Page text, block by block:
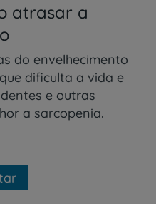
atrasar a
do envelhecimento
dificulta a vida e
e outras
a sarcopenia.